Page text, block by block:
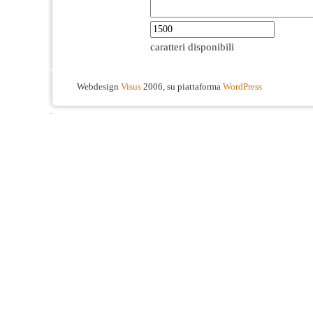
caratteri disponibili
Webdesign Visus 2006, su piattaforma WordPress